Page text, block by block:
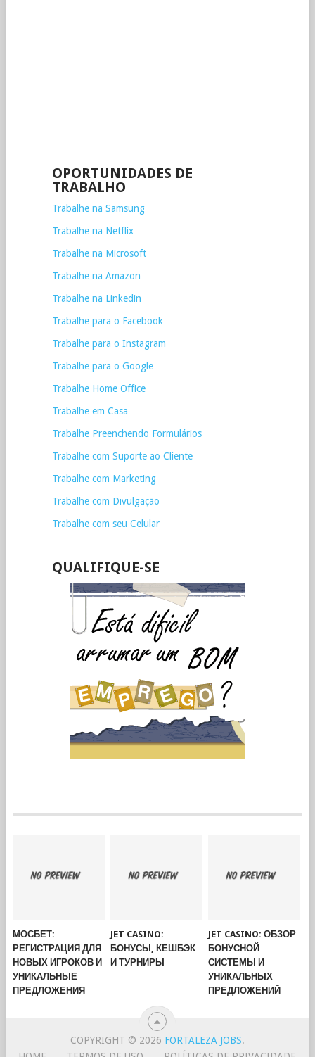
OPORTUNIDADES DE
TRABALHO
Trabalhe na Samsung
Trabalhe na Netflix
Trabalhe na Microsoft
Trabalhe na Amazon
Trabalhe na Linkedin
Trabalhe para o Facebook
Trabalhe para o Instagram
Trabalhe para o Google
Trabalhe Home Office
Trabalhe em Casa
Trabalhe Preenchendo Formulários
Trabalhe com Suporte ao Cliente
Trabalhe com Marketing
Trabalhe com Divulgação
Trabalhe com seu Celular
QUALIFIQUE-SE
МОСБЕТ:
РЕГИСТРАЦИЯ ДЛЯ
НОВЫХ ИГРОКОВ И
УНИКАЛЬНЫЕ
ПРЕДЛОЖЕНИЯ
JET CASINO:
БОНУСЫ, КЕШБЭК
И ТУРНИРЫ
JET CASINO: ОБЗОР
БОНУСНОЙ
СИСТЕМЫ И
УНИКАЛЬНЫХ
ПРЕДЛОЖЕНИЙ
COPYRIGHT © 2026 FORTALEZA JOBS.